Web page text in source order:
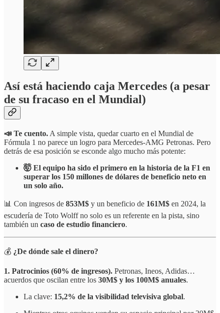
Así está haciendo caja Mercedes (a pesar
de su fracaso en el Mundial)
📣 Te cuento. A simple vista, quedar cuarto en el Mundial de
Fórmula 1 no parece un logro para Mercedes-AMG Petronas. Pero
detrás de esa posición se esconde algo mucho más potente:
🤯 El equipo ha sido el primero en la historia de la F1 en
superar los 150 millones de dólares de beneficio neto en
un solo año.
📊 Con ingresos de 853M$ y un beneficio de 161M$ en 2024, la
escudería de Toto Wolff no solo es un referente en la pista, sino
también un caso de estudio financiero.
💰 ¿De dónde sale el dinero?
1. Patrocinios (60% de ingresos). Petronas, Ineos, Adidas…
acuerdos que oscilan entre los 30M$ y los 100M$ anuales.
La clave: 15,2% de la visibilidad televisiva global.